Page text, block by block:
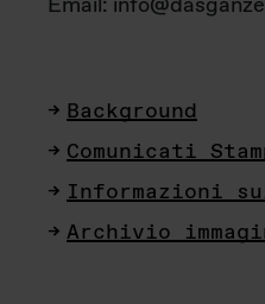
Background
Comunicati
Informazioni
Archivio